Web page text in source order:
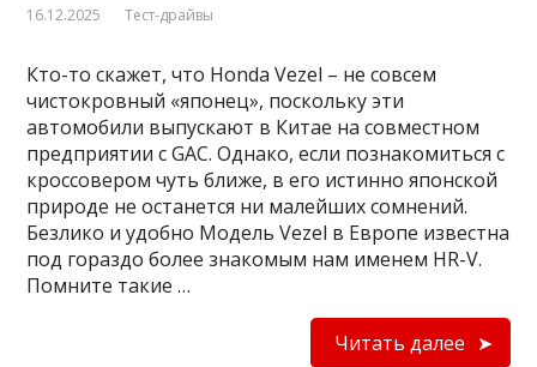
16.12.2025 Тест-драйвы
Кто-то скажет, что Honda Vezel – не совсем
чистокровный «японец», поскольку эти
автомобили выпускают в Китае на совместном
предприятии с ­GAC. Однако, если познакомиться с
кроссовером чуть ближе, в его истинно японской
природе не останется ни малейших сомнений.
Безлико и удобно Модель Vezel в Европе известна
под гораздо более знакомым нам именем HR-V.
Помните такие …
Читать далее